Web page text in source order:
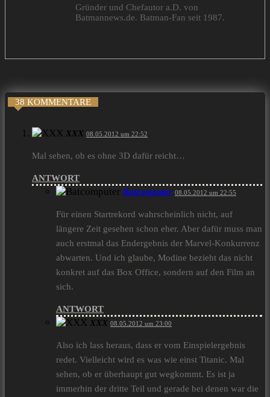
Gründer und Chefautor a.D. von
Batmannews.de. Batman-Fan seit 1987.
38 KOMMENTARE
XXX 08.05.2012 um 22:52
Mal sehen, ob es ohne 3D dafür reicht…
ANTWORT
Batcomputer 08.05.2012 um 22:55
Für einen Startrekord wahrscheinlich nicht, auf
längere Zeit gesehen schon eher. Aber dafür muss man
auch erstmal das Endergebnis der Marvel-Konkurrenz
abwarten. Und ich glaube, Modine bezieht das nicht
konkret auf das Box Office, sondern auf den Film an
sich.
ANTWORT
XXX 08.05.2012 um 23:00
Also ich lass heraus, dass er vom Einspielergebnis
redet. Vielleicht wird es was wie einst Titanic. Mal
sehen, ob er überhaupt gut wegkommt. Es ist ja
immerhin der dritte Teil und gerade bei denen war die